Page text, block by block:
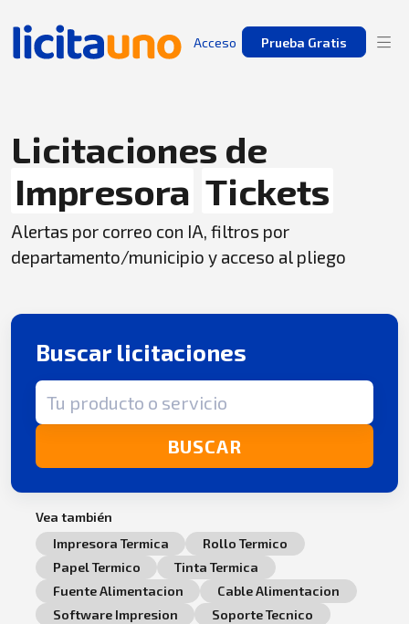
Acceso Prueba Gratis
Licitaciones de
Impresora Tickets
Alertas por correo con IA, filtros por
departamento/municipio y acceso al pliego
Buscar licitaciones
Término de búsqueda
BUSCAR
Vea también
Impresora Termica
Rollo Termico
Papel Termico
Tinta Termica
Fuente Alimentacion
Cable Alimentacion
Software Impresion
Soporte Tecnico